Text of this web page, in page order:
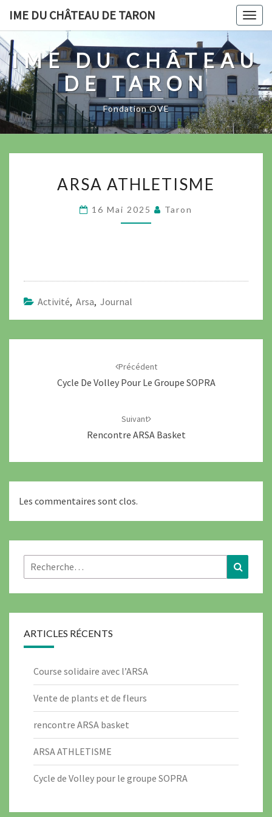
content
IME DU CHÂTEAU DE TARON
IME DU CHÂTEAU
DE TARON
Fondation OVE
ATHLETISME
ARSA ATHLETISME
16 Mai 2025 Taron
Activité, Arsa, Journal
Précédent
Cycle De Volley Pour Le Groupe SOPRA
Suivant
Rencontre ARSA Basket
Les commentaires sont clos.
Rechercher :
ARTICLES RÉCENTS
Course solidaire avec l’ARSA
Vente de plants et de fleurs
rencontre ARSA basket
ARSA ATHLETISME
Cycle de Volley pour le groupe SOPRA